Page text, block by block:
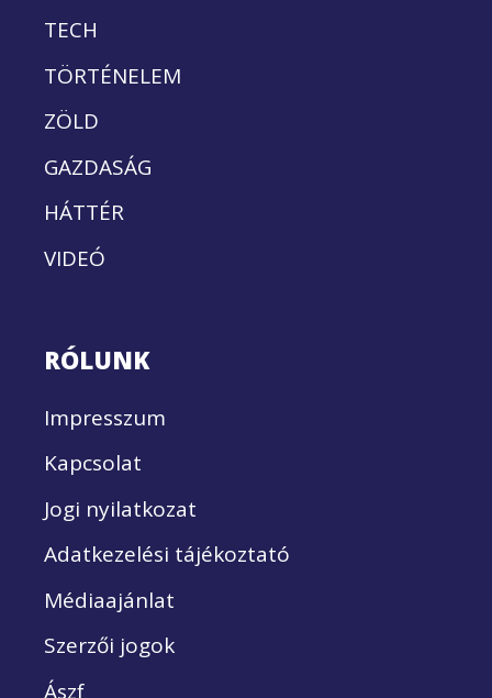
TECH
TÖRTÉNELEM
ZÖLD
GAZDASÁG
HÁTTÉR
VIDEÓ
RÓLUNK
Impresszum
Kapcsolat
Jogi nyilatkozat
Adatkezelési tájékoztató
Médiaajánlat
Szerzői jogok
Ászf